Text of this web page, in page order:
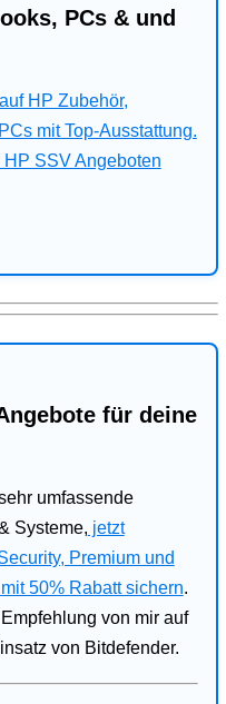
PCs & und
HP Zubehör,
mit Top-Ausstattung.
SSV Angeboten
für deine
umfassende
Systeme, jetzt
Premium und
50% Rabatt sichern.
von mir auf
von Bitdefender.